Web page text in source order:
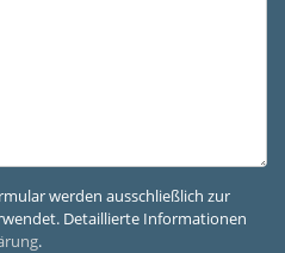
werden ausschließlich zur
Detaillierte Informationen
.